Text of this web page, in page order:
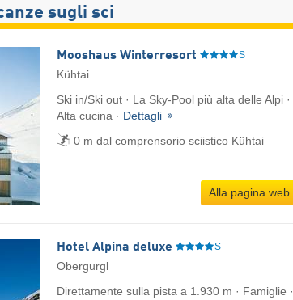
sugli sci
Mooshaus Winterresort S
Kühtai
Ski in/Ski out · La Sky-Pool più alta delle Alpi ·
Alta cucina · Dettagli
0 m dal comprensorio sciistico Kühtai
Alla pagina web
Hotel Alpina deluxe S
Obergurgl
Direttamente sulla pista a 1.930 m · Famiglie ·